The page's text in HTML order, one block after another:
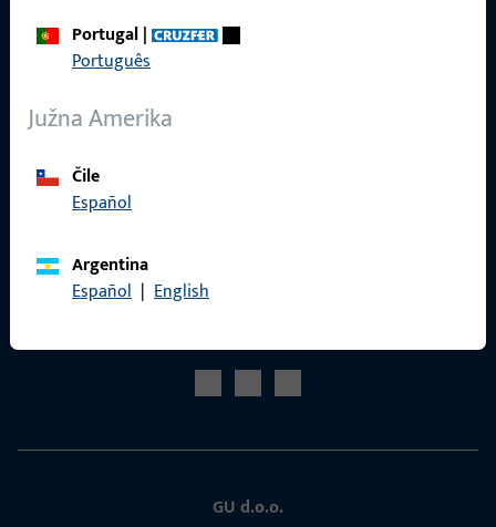
Portugal|
Português
Južna Amerika
Čile
Español
Argentina
Español | English
GU d.o.o.